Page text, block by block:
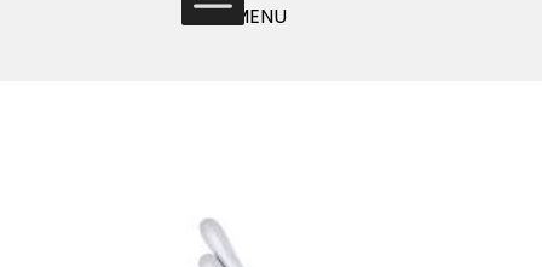
MENU